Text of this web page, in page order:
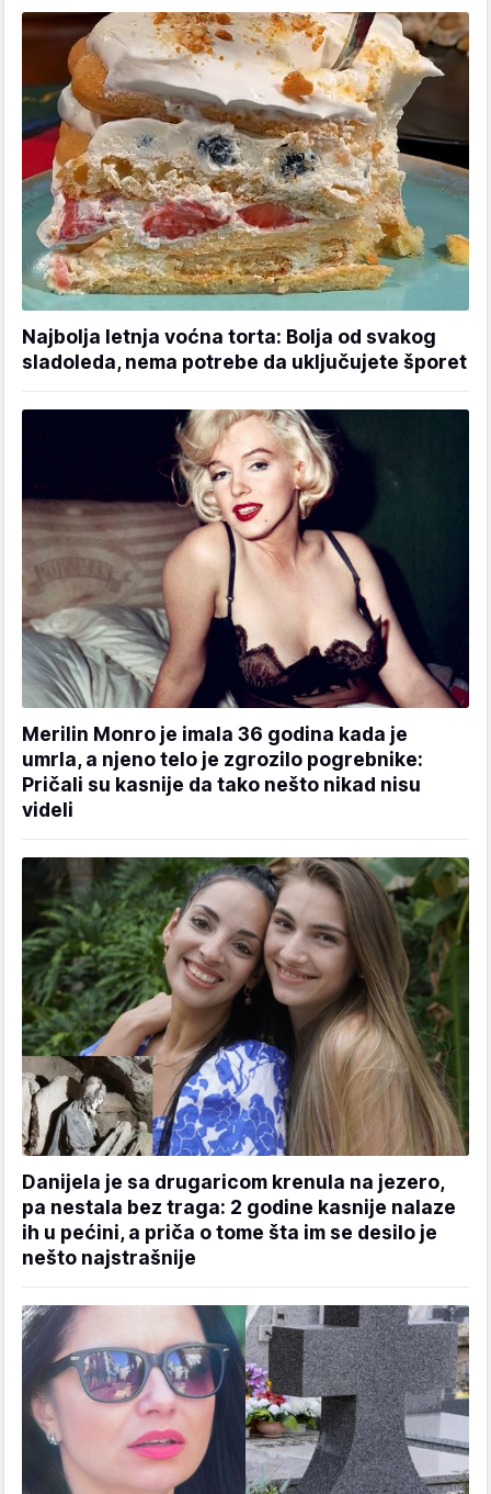
Najbolja letnja voćna torta: Bolja od svakog
sladoleda, nema potrebe da uključujete šporet
Merilin Monro je imala 36 godina kada je
umrla, a njeno telo je zgrozilo pogrebnike:
Pričali su kasnije da tako nešto nikad nisu
videli
Danijela je sa drugaricom krenula na jezero,
pa nestala bez traga: 2 godine kasnije nalaze
ih u pećini, a priča o tome šta im se desilo je
nešto najstrašnije